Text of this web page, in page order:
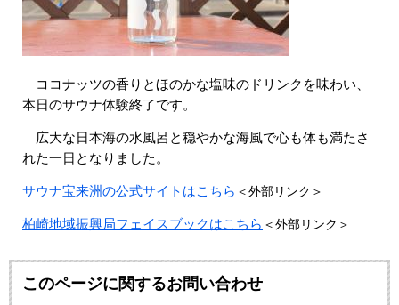
​ ココナッツの香りとほのかな塩味のドリンクを味わい、
本日のサウナ体験終了です。
広大な日本海の水風呂と穏やかな海風で心も体も満たさ
れた一日となりました。
サウナ宝来洲の公式サイトはこちら ＜外部リンク＞
柏崎地域振興局フェイスブックはこちら ＜外部リンク＞
このページに関するお問い合わせ